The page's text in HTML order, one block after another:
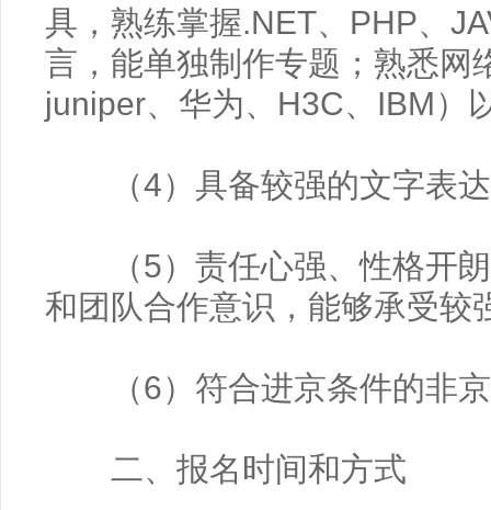
具，熟练掌握.NET、PHP、
言，能单独制作专题；熟悉网
juniper、华为、H3C、IBM）
（4）具备较强的文字表达
（5）责任心强、性格开朗
和团队合作意识，能够承受较
（6）符合进京条件的非京
二、报名时间和方式